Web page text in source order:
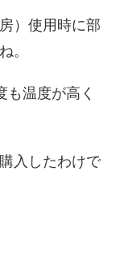
）使用時に部
。
温度が高く
入したわけで